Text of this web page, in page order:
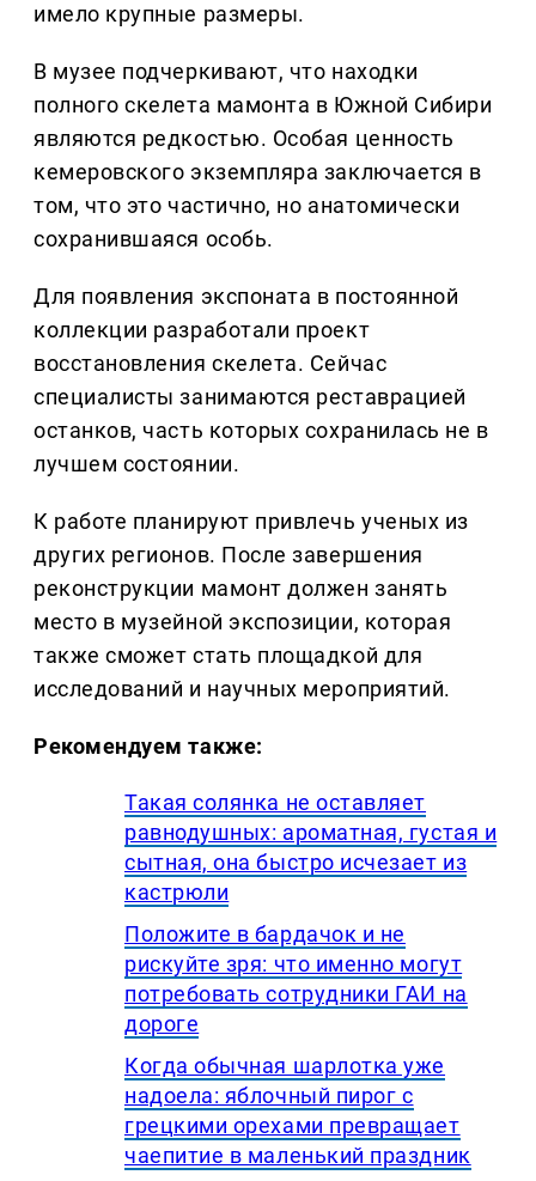
имело крупные размеры.
В музее подчеркивают, что находки
полного скелета мамонта в Южной Сибири
являются редкостью. Особая ценность
кемеровского экземпляра заключается в
том, что это частично, но анатомически
сохранившаяся особь.
Для появления экспоната в постоянной
коллекции разработали проект
восстановления скелета. Сейчас
специалисты занимаются реставрацией
останков, часть которых сохранилась не в
лучшем состоянии.
К работе планируют привлечь ученых из
других регионов. После завершения
реконструкции мамонт должен занять
место в музейной экспозиции, которая
также сможет стать площадкой для
исследований и научных мероприятий.
Рекомендуем также:
Такая солянка не оставляет
равнодушных: ароматная, густая и
сытная, она быстро исчезает из
кастрюли
Положите в бардачок и не
рискуйте зря: что именно могут
потребовать сотрудники ГАИ на
дороге
Когда обычная шарлотка уже
надоела: яблочный пирог с
грецкими орехами превращает
чаепитие в маленький праздник